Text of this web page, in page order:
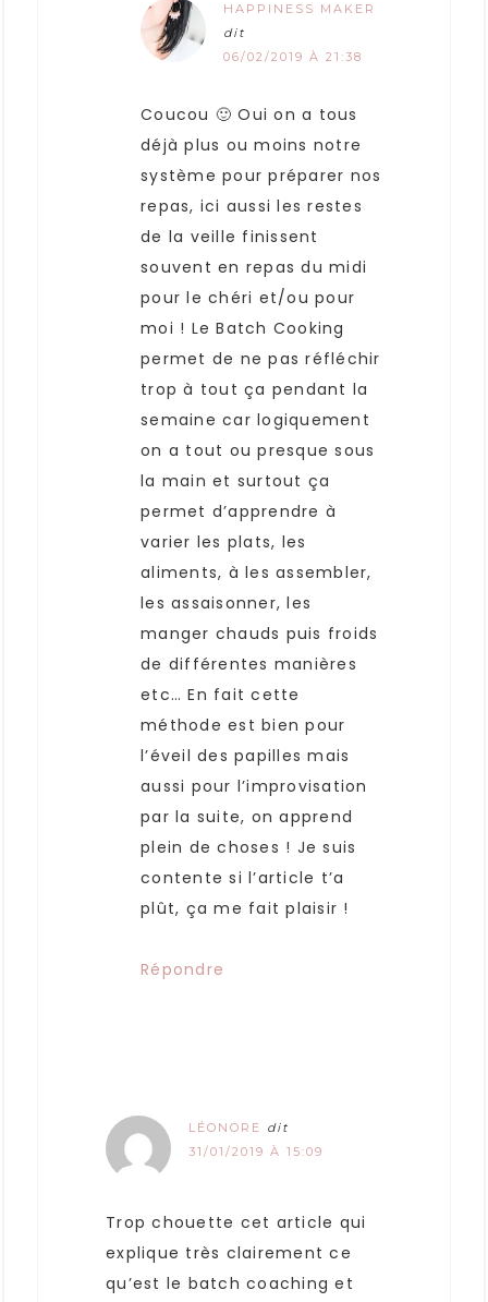
HAPPINESS MAKER
dit
06/02/2019 À 21:38
Coucou 🙂 Oui on a tous
déjà plus ou moins notre
système pour préparer nos
repas, ici aussi les restes
de la veille finissent
souvent en repas du midi
pour le chéri et/ou pour
moi ! Le Batch Cooking
permet de ne pas réfléchir
trop à tout ça pendant la
semaine car logiquement
on a tout ou presque sous
la main et surtout ça
permet d’apprendre à
varier les plats, les
aliments, à les assembler,
les assaisonner, les
manger chauds puis froids
de différentes manières
etc… En fait cette
méthode est bien pour
l’éveil des papilles mais
aussi pour l’improvisation
par la suite, on apprend
plein de choses ! Je suis
contente si l’article t’a
plût, ça me fait plaisir !
Répondre
LÉONORE dit
31/01/2019 À 15:09
Trop chouette cet article qui
explique très clairement ce
qu’est le batch coaching et